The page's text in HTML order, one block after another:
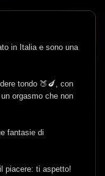
in Italia e sono una
tondo 🍑🍆, con
orgasmo che non
fantasie di
piacere: ti aspetto!